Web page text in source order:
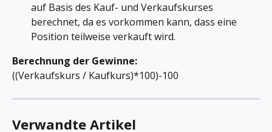
auf Basis des Kauf- und Verkaufskurses
berechnet, da es vorkommen kann, dass eine
Position teilweise verkauft wird.
Berechnung der Gewinne:
((Verkaufskurs / Kaufkurs)*100)-100
Verwandte Artikel